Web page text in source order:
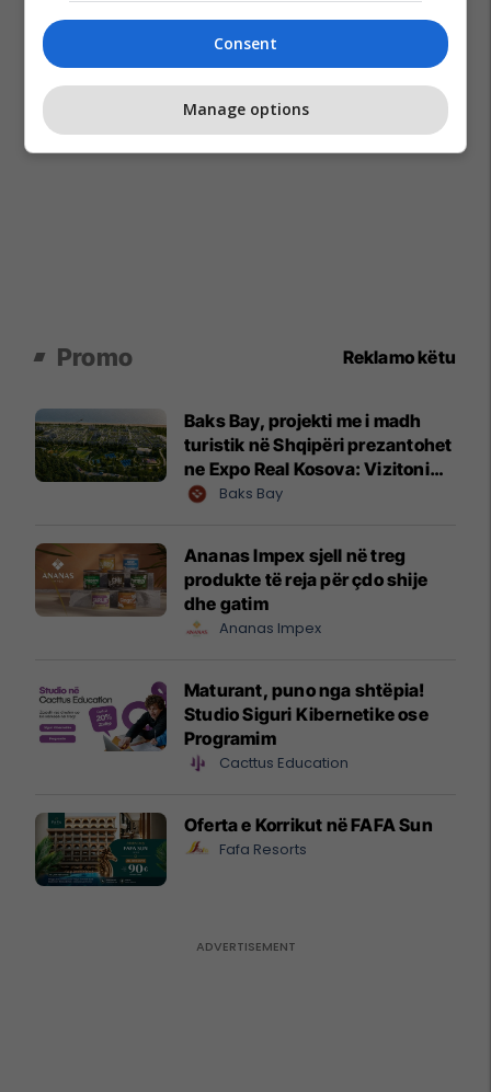
Promo Reklamo këtu
Baks Bay, projekti me i madh
turistik në Shqipëri prezantohet
ne Expo Real Kosova: Vizitoni
shtandin dhe zbuloni
Baks Bay
Ananas Impex sjell në treg
produkte të reja për çdo shije
dhe gatim
Ananas Impex
Maturant, puno nga shtëpia!
Studio Siguri Kibernetike ose
Programim
Cacttus Education
Oferta e Korrikut në FAFA Sun
Fafa Resorts
Consent
Manage options